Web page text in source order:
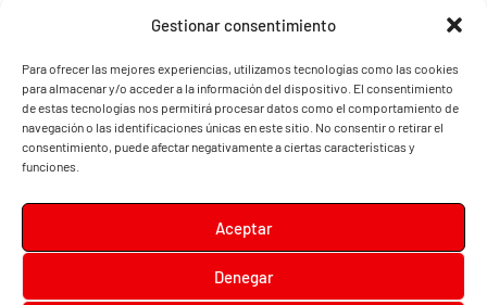
Gestionar consentimiento
Para ofrecer las mejores experiencias, utilizamos tecnologías como las cookies
para almacenar y/o acceder a la información del dispositivo. El consentimiento
de estas tecnologías nos permitirá procesar datos como el comportamiento de
navegación o las identificaciones únicas en este sitio. No consentir o retirar el
consentimiento, puede afectar negativamente a ciertas características y
funciones.
Aceptar
Denegar
Diari la Terreta